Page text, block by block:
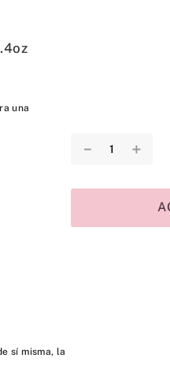
una
＋
－
sí misma, la